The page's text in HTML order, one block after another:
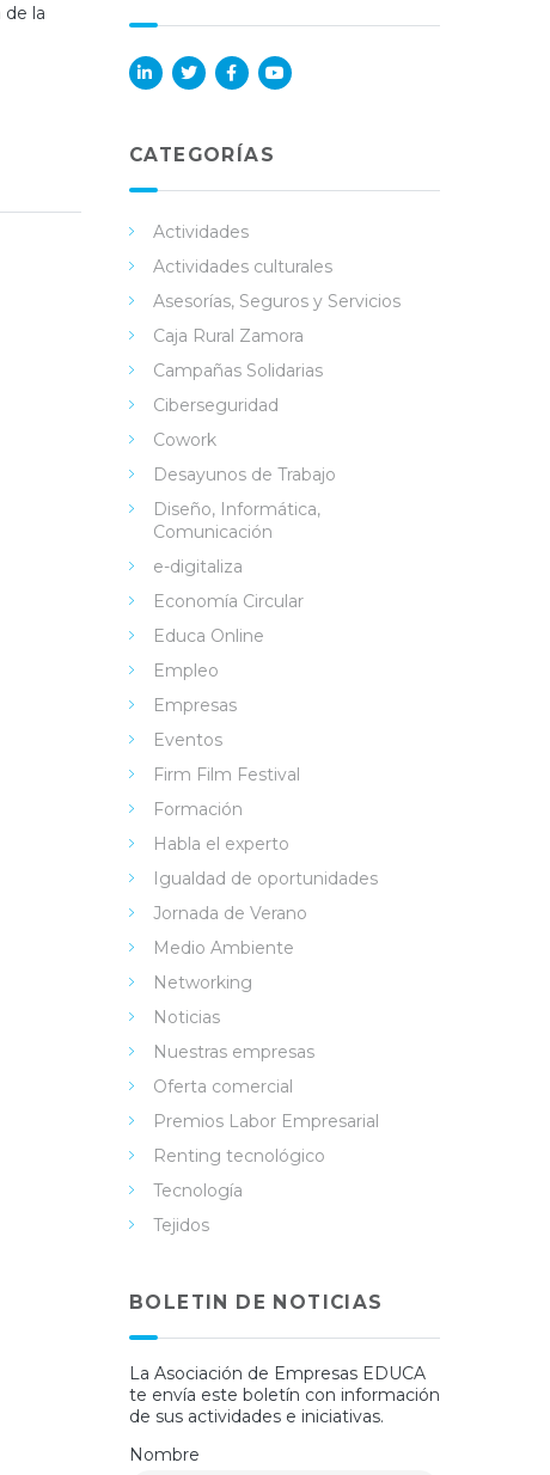
la
in
ok
e
CATEGORÍAS
Actividades
Actividades culturales
Asesorías, Seguros y Servicios
Caja Rural Zamora
Campañas Solidarias
Ciberseguridad
Cowork
Desayunos de Trabajo
Diseño, Informática,
Comunicación
e-digitaliza
Economía Circular
Educa Online
Empleo
Empresas
Eventos
Firm Film Festival
Formación
Habla el experto
Igualdad de oportunidades
Jornada de Verano
Medio Ambiente
Networking
Noticias
Nuestras empresas
Oferta comercial
Premios Labor Empresarial
Renting tecnológico
Tecnología
Tejidos
BOLETIN DE NOTICIAS
La Asociación de Empresas EDUCA
te envía este boletín con información
de sus actividades e iniciativas.
Nombre